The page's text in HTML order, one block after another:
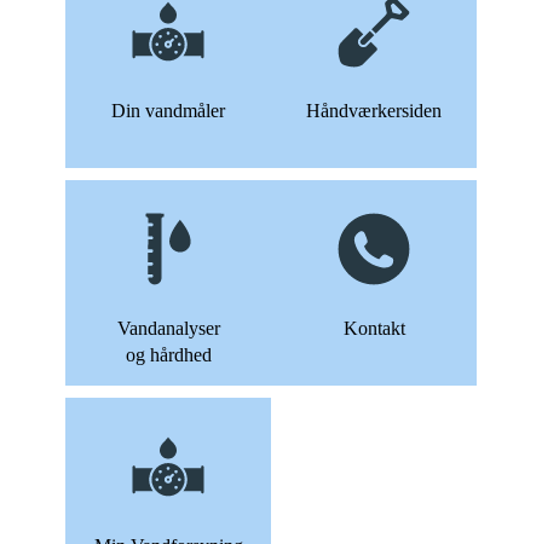
Din vandmåler Håndværkersiden
Vandanalyser
og hårdhed
Kontakt